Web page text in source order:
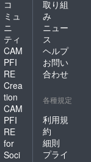
コ
ミュ
ニ
ティ
CAM
PFI
RE
Crea
tion
CAM
PFI
RE
for
Soci
取り組
み
ニュー
ス
ヘルプ
お問い
合わせ
各種規定
利用規
約
細則
プライ